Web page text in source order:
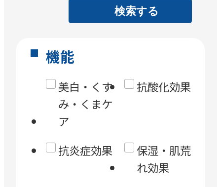
検索する
機能
美白・くす
み・くまケ
ア
抗酸化効果
抗炎症効果
保湿・肌荒
れ効果